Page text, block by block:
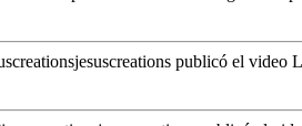
jesuscreations publicó el video